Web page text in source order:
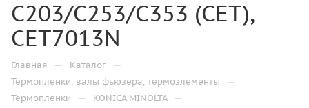
C203/C253/C353 (CET),
CET7013N
Главная — Каталог —
Термопленки, валы фьюзера, термоэлементы —
Термопленки — KONICA MINOLTA —